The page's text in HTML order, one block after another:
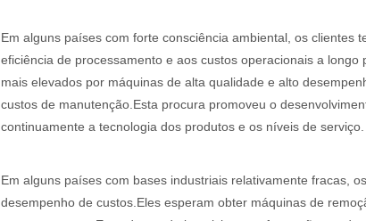
Em alguns países com forte consciência ambiental, os clientes
eficiência de processamento e aos custos operacionais a
mais elevados por máquinas de alta qualidade e alto
custos de manutenção.Esta procura promoveu o
continuamente a tecnologia dos produtos e os níveis de serviço.
Em alguns países com bases industriais relativamente fracas,
desempenho de custos.Eles esperam obter máquinas de